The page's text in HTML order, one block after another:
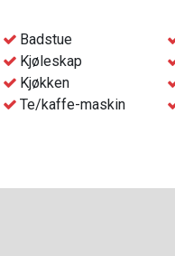
pr person i
av hyttene
av hyttene
i forkant av oppholdet,
Badstue
Kjøleskap
Kjøkken
Te/kaffe-maskin